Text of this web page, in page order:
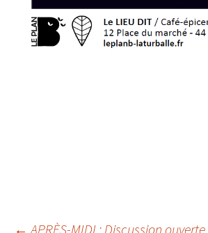
← APRÈS-MIDI : Discussion ouverte